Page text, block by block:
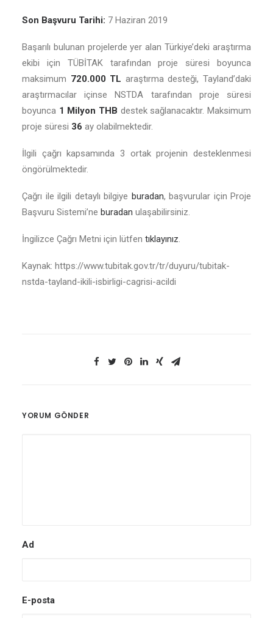
Son Başvuru Tarihi: 7 Haziran 2019
Başarılı bulunan projelerde yer alan Türkiye’deki araştırma
ekibi için TÜBİTAK tarafından proje süresi boyunca
maksimum 720.000 TL araştırma desteği, Tayland’daki
araştırmacılar içinse NSTDA tarafından proje süresi
boyunca 1 Milyon THB destek sağlanacaktır. Maksimum
proje süresi 36 ay olabilmektedir.
İlgili çağrı kapsamında 3 ortak projenin desteklenmesi
öngörülmektedir.
Çağrı ile ilgili detaylı bilgiye buradan, başvurular için Proje
Başvuru Sistemi’ne buradan ulaşabilirsiniz.
İngilizce Çağrı Metni için lütfen tıklayınız.
Kaynak: https://www.tubitak.gov.tr/tr/duyuru/tubitak-
nstda-tayland-ikili-isbirligi-cagrisi-acildi
YORUM GÖNDER
Ad
E-posta